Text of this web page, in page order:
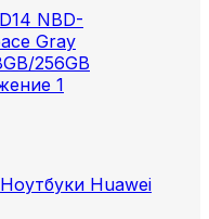
Ноутбуки Huawei